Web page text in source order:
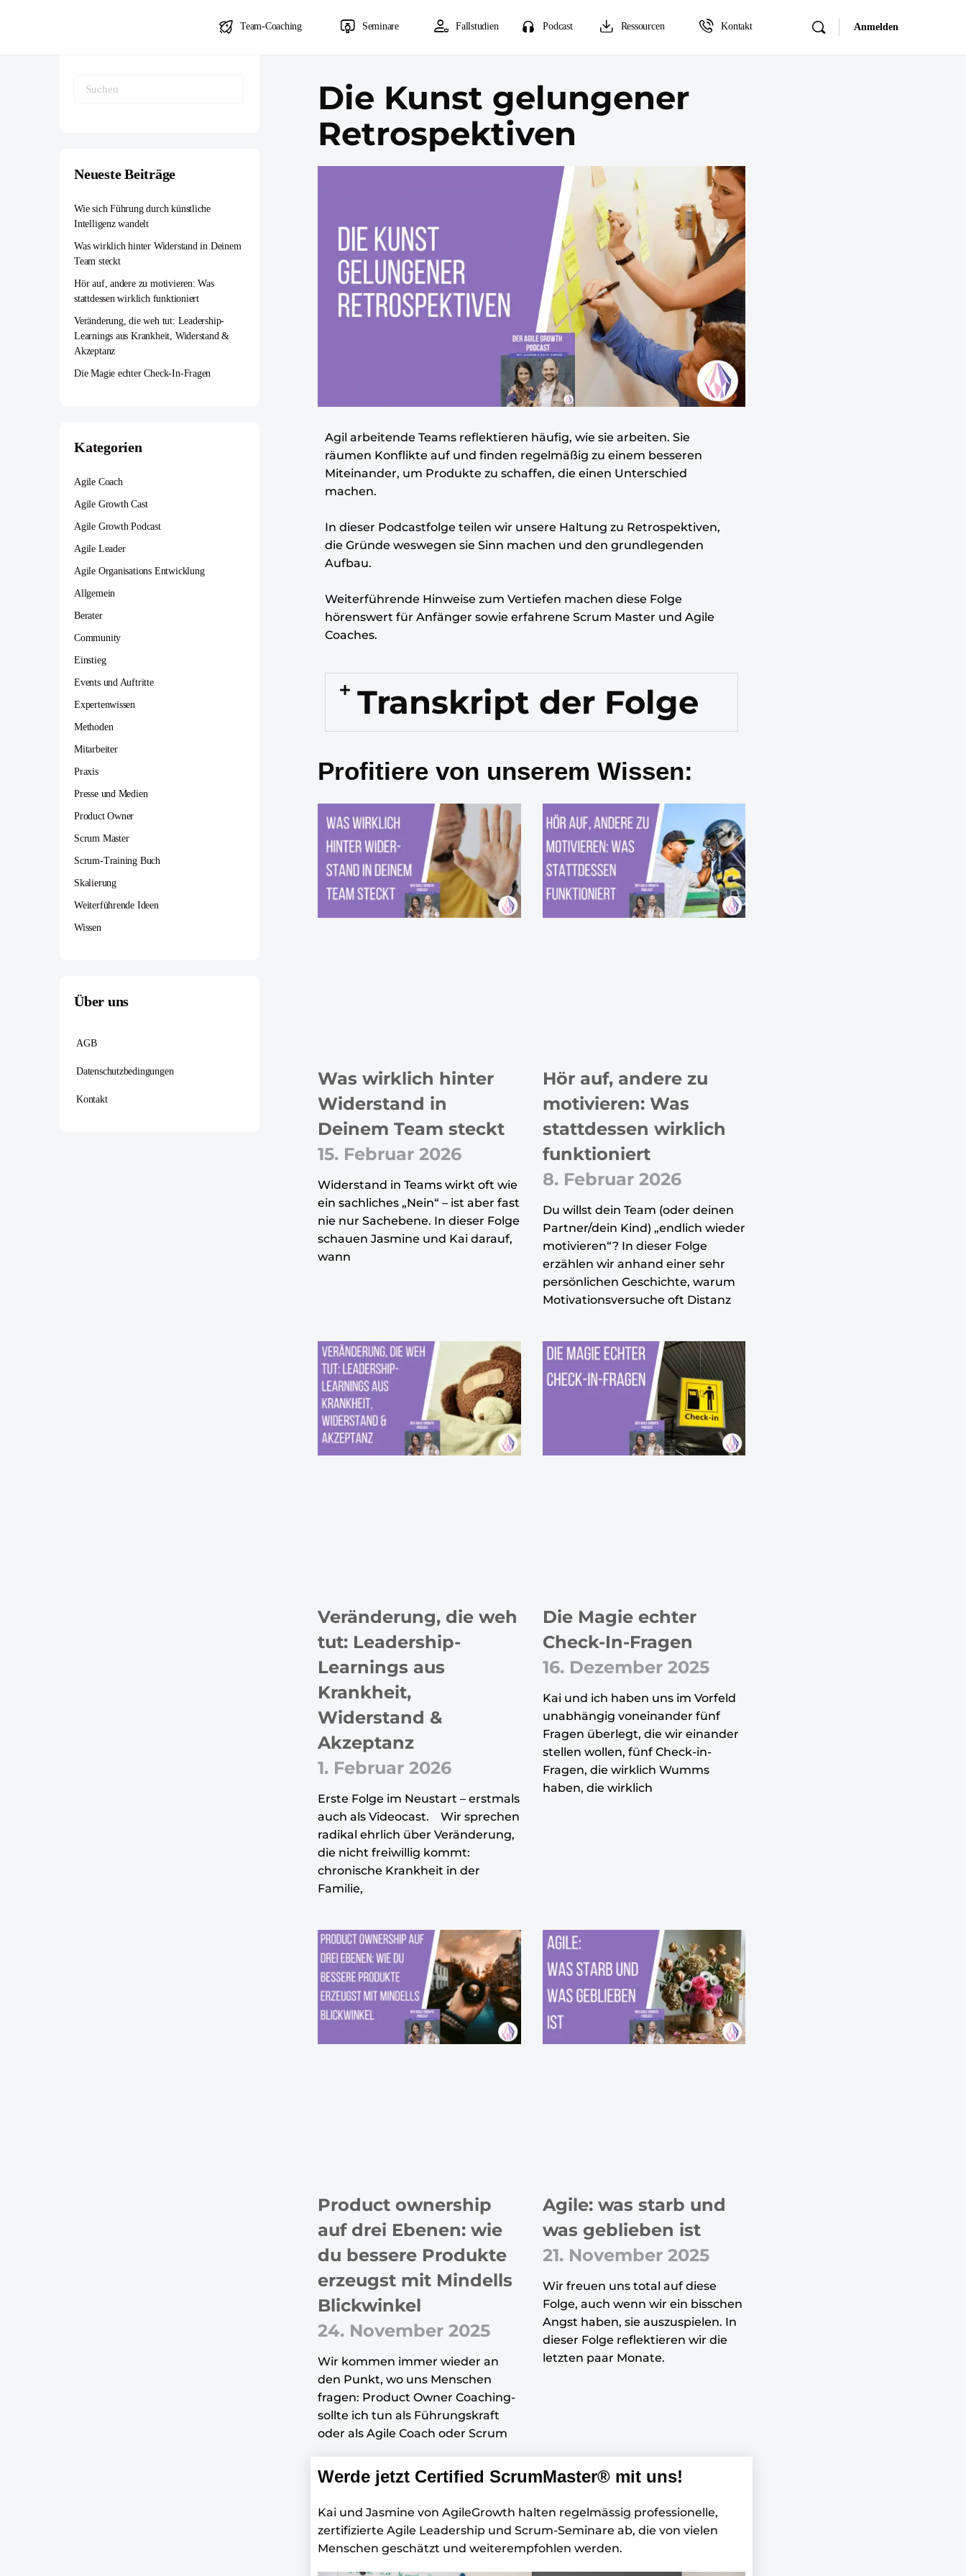
Team-Coaching Seminare Fallstudien Podcast Ressourcen Kontakt Anmelden
Die Kunst gelungener
Retrospektiven
Agil arbeitende Teams reflektieren häufig, wie sie arbeiten. Sie
räumen Konflikte auf und finden regelmäßig zu einem besseren
Miteinander, um Produkte zu schaffen, die einen Unterschied
machen.
In dieser Podcastfolge teilen wir unsere Haltung zu Retrospektiven,
die Gründe weswegen sie Sinn machen und den grundlegenden
Aufbau.
Weiterführende Hinweise zum Vertiefen machen diese Folge
hörenswert für Anfänger sowie erfahrene Scrum Master und Agile
Coaches.
Transkript der Folge
Profitiere von unserem Wissen:
Was wirklich hinter
Widerstand in
Deinem Team steckt
15. Februar 2026
Widerstand in Teams wirkt oft wie
ein sachliches „Nein“ – ist aber fast
nie nur Sachebene. In dieser Folge
schauen Jasmine und Kai darauf,
wann
Hör auf, andere zu
motivieren: Was
stattdessen wirklich
funktioniert
8. Februar 2026
Du willst dein Team (oder deinen
Partner/dein Kind) „endlich wieder
motivieren“? In dieser Folge
erzählen wir anhand einer sehr
persönlichen Geschichte, warum
Motivationsversuche oft Distanz
Veränderung, die weh
tut: Leadership-
Learnings aus
Krankheit,
Widerstand &
Akzeptanz
1. Februar 2026
Erste Folge im Neustart – erstmals
auch als Videocast. Wir sprechen
radikal ehrlich über Veränderung,
die nicht freiwillig kommt:
chronische Krankheit in der
Familie,
Die Magie echter
Check-In-Fragen
16. Dezember 2025
Kai und ich haben uns im Vorfeld
unabhängig voneinander fünf
Fragen überlegt, die wir einander
stellen wollen, fünf Check-in-
Fragen, die wirklich Wumms
haben, die wirklich
Product ownership
auf drei Ebenen: wie
du bessere Produkte
erzeugst mit Mindells
Blickwinkel
24. November 2025
Wir kommen immer wieder an
den Punkt, wo uns Menschen
fragen: Product Owner Coaching-
sollte ich tun als Führungskraft
oder als Agile Coach oder Scrum
Agile: was starb und
was geblieben ist
21. November 2025
Wir freuen uns total auf diese
Folge, auch wenn wir ein bisschen
Angst haben, sie auszuspielen. In
dieser Folge reflektieren wir die
letzten paar Monate.
Werde jetzt Certified ScrumMaster® mit uns!
Kai und Jasmine von AgileGrowth halten regelmässig professionelle,
zertifizierte Agile Leadership und Scrum-Seminare ab, die von vielen
Menschen geschätzt und weiterempfohlen werden.
Neueste Beiträge
Wie sich Führung durch künstliche
Intelligenz wandelt
Was wirklich hinter Widerstand in Deinem
Team steckt
Hör auf, andere zu motivieren: Was
stattdessen wirklich funktioniert
Veränderung, die weh tut: Leadership-
Learnings aus Krankheit, Widerstand &
Akzeptanz
Die Magie echter Check-In-Fragen
Kategorien
Agile Coach
Agile Growth Cast
Agile Growth Podcast
Agile Leader
Agile Organisations Entwicklung
Allgemein
Berater
Community
Einstieg
Events und Auftritte
Expertenwissen
Methoden
Mitarbeiter
Praxis
Presse und Medien
Product Owner
Scrum Master
Scrum-Training Buch
Skalierung
Weiterführende Ideen
Wissen
Über uns
AGB
Datenschutzbedingungen
Kontakt